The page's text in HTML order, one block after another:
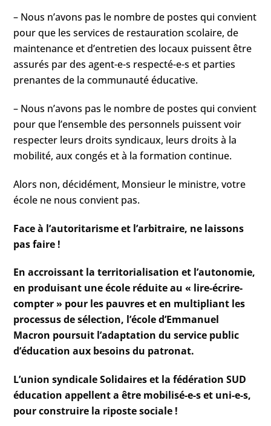
– Nous n’avons pas le nombre de postes qui convient
pour que les services de restauration scolaire, de
maintenance et d’entretien des locaux puissent être
assurés par des agent-e-s respecté-e-s et parties
prenantes de la communauté éducative.
– Nous n’avons pas le nombre de postes qui convient
pour que l’ensemble des personnels puissent voir
respecter leurs droits syndicaux, leurs droits à la
mobilité, aux congés et à la formation continue.
Alors non, décidément, Monsieur le ministre, votre
école ne nous convient pas.
Face à l’autoritarisme et l’arbitraire, ne laissons
pas faire !
En accroissant la territorialisation et l’autonomie,
en produisant une école réduite au « lire-écrire-
compter » pour les pauvres et en multipliant les
processus de sélection, l’école d’Emmanuel
Macron poursuit l’adaptation du service public
d’éducation aux besoins du patronat.
L’union syndicale Solidaires et la fédération SUD
éducation appellent a être mobilisé-e-s et uni-e-s,
pour construire la riposte sociale !